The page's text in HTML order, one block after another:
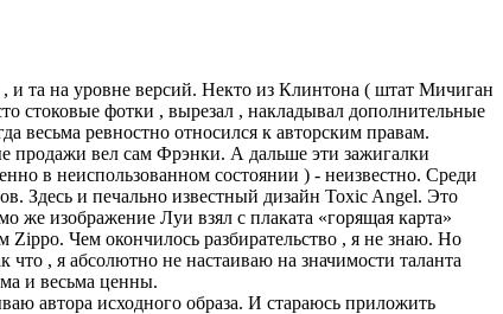
та на уровне версий. Некто из Клинтона ( штат Мичиган
стоковые фотки , вырезал , накладывал дополнительные
весьма ревностно относился к авторским правам.
продажи вел сам Фрэнки. А дальше эти зажигалки
в неиспользованном состоянии ) - неизвестно. Среди
Здесь и печально известный дизайн Toxic Angel. Это
изображение Луи взял с плаката «горящая карта»
Чем окончилось разбирательство , я не знаю. Но
, я абсолютно не настаиваю на значимости таланта
и весьма ценны.
автора исходного образа. И стараюсь приложить